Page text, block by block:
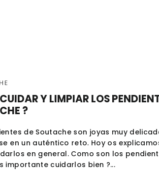
Y LIMPIAR LOS
?
de Soutache son joyas muy
en un auténtico reto. Hoy os
en general. Como son los
importante cuidarlos bien ?...